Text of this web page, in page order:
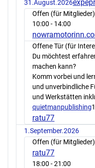
31.August.2026
Offen (für Mitglieder)
10:00 - 14:00
Offene Tür (für
Du möchtest
machen kann?
Komm vorbei und
und unverbindliche
und Werkstätten
quietmanpublishing
ratu77
1.September.2026
Offen (für Mitglieder)
ratu77
18:00 - 21:00